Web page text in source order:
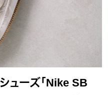
ューズ「Nike SB